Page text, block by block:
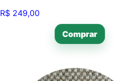
R$ 249,00
Comprar